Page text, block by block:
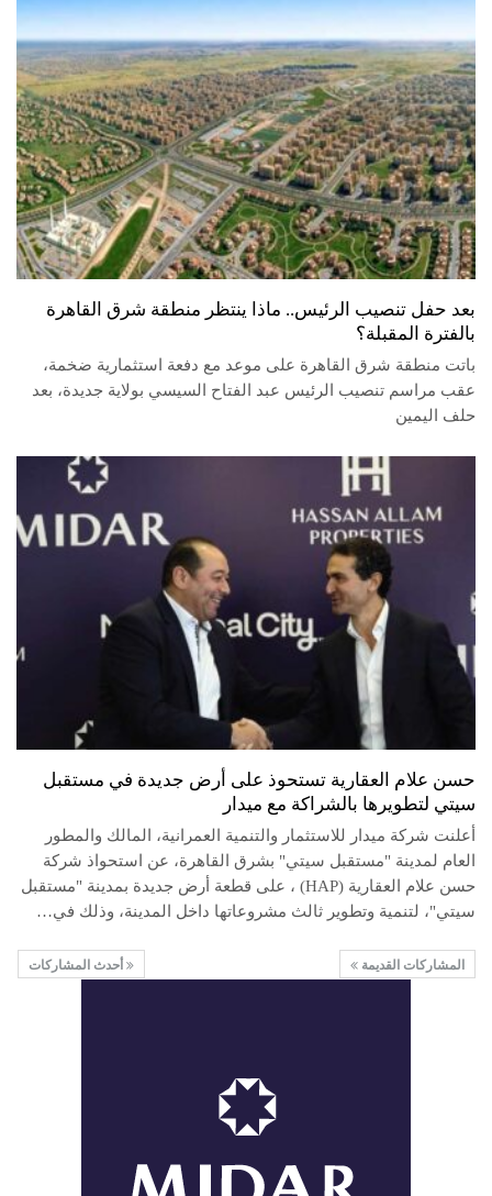
بعد حفل تنصيب الرئيس.. ماذا ينتظر منطقة شرق القاهرة
بالفترة المقبلة؟
باتت منطقة شرق القاهرة على موعد مع دفعة استثمارية ضخمة،
عقب مراسم تنصيب الرئيس عبد الفتاح السيسي بولاية جديدة، بعد
حلف اليمين
حسن علام العقارية تستحوذ على أرض جديدة في مستقبل
سيتي لتطويرها بالشراكة مع ميدار
أعلنت شركة ميدار للاستثمار والتنمية العمرانية، المالك والمطور
العام لمدينة "مستقبل سيتي" بشرق القاهرة، عن استحواذ شركة
حسن علام العقارية (HAP) ، على قطعة أرض جديدة بمدينة "مستقبل
سيتي"، لتنمية وتطوير ثالث مشروعاتها داخل المدينة، وذلك في…
المشاركات القديمة أحدث المشاركات